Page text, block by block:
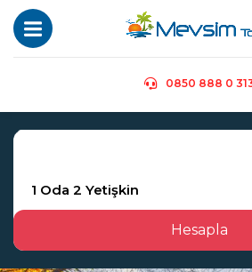
0850 888 0
1 Oda 2 Yetişkin
Hesapla